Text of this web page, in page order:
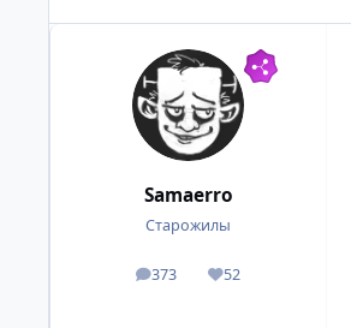
Samaerro
Старожилы
373
посты 52
Репутация